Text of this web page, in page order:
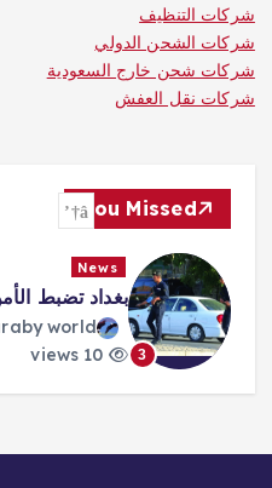
شركات التنظيف
شركات الشحن الدولي
شركات شحن خارج السعودية
شركات نقل العفش
You Missed
News
ترمب: الحرب
قريباً
araby world